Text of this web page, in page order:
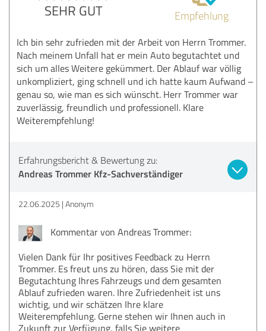
SEHR GUT Empfehlung
Ich bin sehr zufrieden mit der Arbeit von Herrn Trommer.
Nach meinem Unfall hat er mein Auto begutachtet und
sich um alles Weitere gekümmert. Der Ablauf war völlig
unkompliziert, ging schnell und ich hatte kaum Aufwand –
genau so, wie man es sich wünscht. Herr Trommer war
zuverlässig, freundlich und professionell. Klare
Weiterempfehlung!
Erfahrungsbericht & Bewertung zu:
Andreas Trommer Kfz-Sachverständiger
22.06.2025 Anonym
Kommentar von Andreas Trommer:
Vielen Dank für Ihr positives Feedback zu Herrn
Trommer. Es freut uns zu hören, dass Sie mit der
Begutachtung Ihres Fahrzeugs und dem gesamten
Ablauf zufrieden waren. Ihre Zufriedenheit ist uns
wichtig, und wir schätzen Ihre klare
Weiterempfehlung. Gerne stehen wir Ihnen auch in
Zukunft zur Verfügung, falls Sie weitere